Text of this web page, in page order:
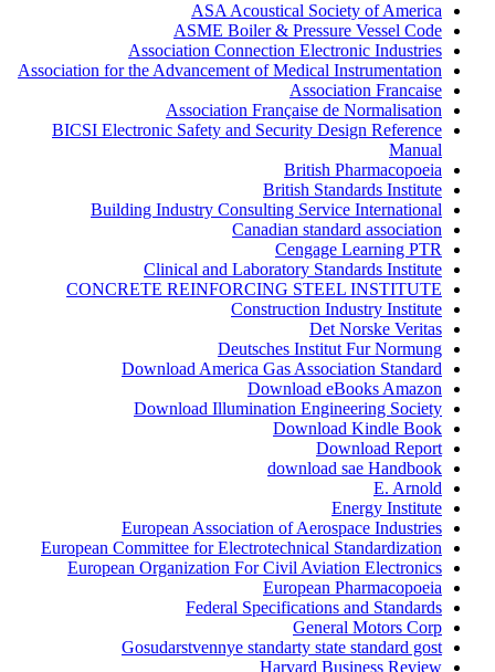
ASA Acoustical Society of America
ASME Boiler & Pressure Vessel Code
Association Connection Electronic Industries
Association for the Advancement of Medical Instrumentation
Association Francaise
Association Française de Normalisation
BICSI Electronic Safety and Security Design Reference
Manual
British Pharmacopoeia
British Standards Institute
Building Industry Consulting Service International
Canadian standard association
Cengage Learning PTR
Clinical and Laboratory Standards Institute
CONCRETE REINFORCING STEEL INSTITUTE
Construction Industry Institute
Det Norske Veritas
Deutsches Institut Fur Normung
Download America Gas Association Standard
Download eBooks Amazon
Download Illumination Engineering Society
Download Kindle Book
Download Report
download sae Handbook
E. Arnold
Energy Institute
European Association of Aerospace Industries
European Committee for Electrotechnical Standardization
European Organization For Civil Aviation Electronics
European Pharmacopoeia
Federal Specifications and Standards
General Motors Corp
Gosudarstvennye standarty state standard gost
Harvard Business Review